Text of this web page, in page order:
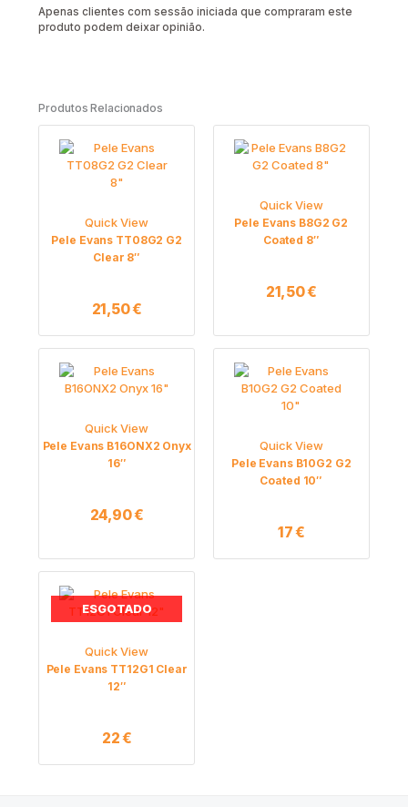
Apenas clientes com sessão iniciada que compraram este
produto podem deixar opinião.
Produtos Relacionados
Quick View
Pele Evans TT08G2 G2
Clear 8″
21,50€
Quick View
Pele Evans B8G2 G2
Coated 8″
21,50€
Quick View
Pele Evans B16ONX2 Onyx
16″
24,90€
Quick View
Pele Evans B10G2 G2
Coated 10″
17€
ESGOTADO
Quick View
Pele Evans TT12G1 Clear
12″
22€